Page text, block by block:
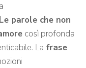
parole che non
così profonda
La frase